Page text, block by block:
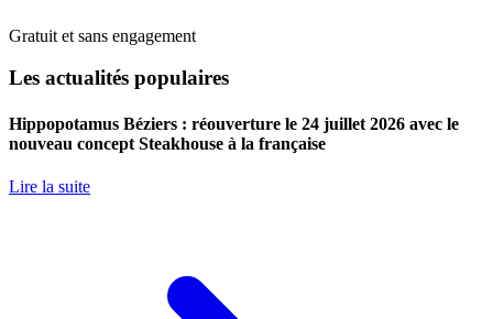
Gratuit et sans engagement
Les actualités populaires
Hippopotamus Béziers : réouverture le 24 juillet 2026 avec le
nouveau concept Steakhouse à la française
Lire la suite